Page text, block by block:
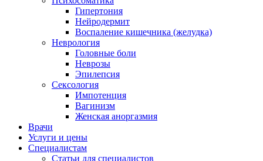
Гипертония
Нейродермит
Воспаление кишечника (желудка)
Неврология
Головные боли
Неврозы
Эпилепсия
Сексология
Импотенция
Вагинизм
Женская аноргазмия
Врачи
Услуги и цены
Специалистам
Статьи для специалистов